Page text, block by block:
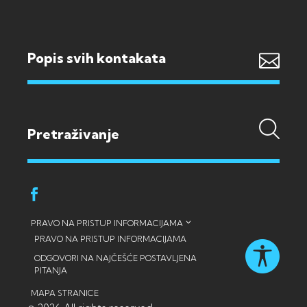
Popis svih kontakata
PRAVO NA PRISTUP INFORMACIJAMA
PRAVO NA PRISTUP INFORMACIJAMA
ODGOVORI NA NAJČEŠĆE POSTAVLJENA
PITANJA
MAPA STRANICE